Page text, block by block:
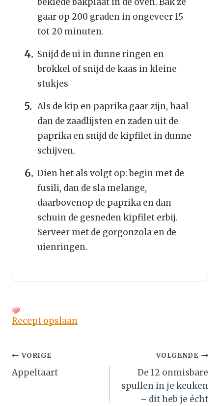
gaar op 200 graden in ongeveer 15
tot 20 minuten.
Snijd de ui in dunne ringen en
brokkel of snijd de kaas in kleine
stukjes
Als de kip en paprika gaar zijn, haal
dan de zaadlijsten en zaden uit de
paprika en snijd de kipfilet in dunne
schijven.
Dien het als volgt op: begin met de
fusili, dan de sla melange,
daarbovenop de paprika en dan
schuin de gesneden kipfilet erbij.
Serveer met de gorgonzola en de
uienringen.
Recept opslaan
Bericht
navigatie
VORIGE
Appeltaart
VOLGENDE
De 12 onmisbare
spullen in je keuken
– dit heb je écht